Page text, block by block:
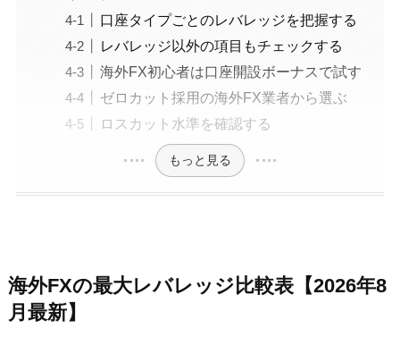
口座タイプごとのレバレッジを把握する
レバレッジ以外の項目もチェックする
海外FX初心者は口座開設ボーナスで試す
ゼロカット採用の海外FX業者から選ぶ
ロスカット水準を確認する
もっと見る
海外FXの最大レバレッジ比較表【2026年8
月最新】